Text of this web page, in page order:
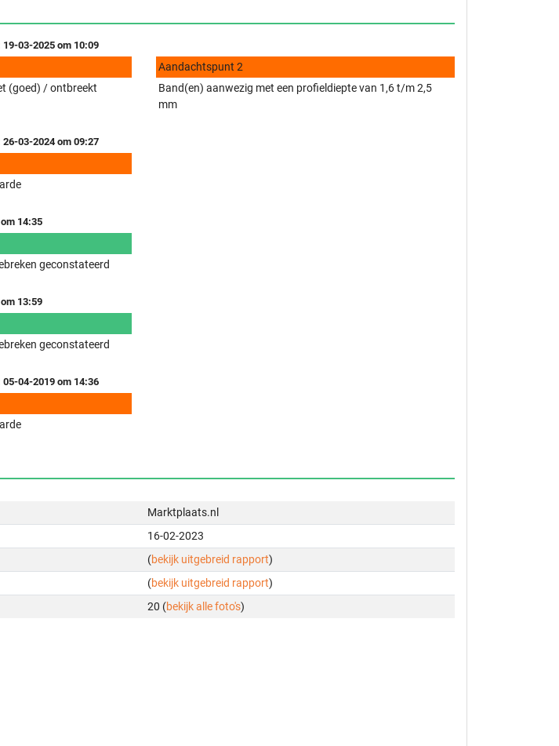
03-2025 om 10:09
(goed) / ontbreekt
Aandachtspunt 2
Band(en) aanwezig met een profieldiepte van 1,6 t/m 2,5
mm
03-2024 om 09:27
14:35
geconstateerd
13:59
geconstateerd
04-2019 om 14:36
Marktplaats.nl
16-02-2023
(bekijk uitgebreid rapport)
(bekijk uitgebreid rapport)
20 (bekijk alle foto's)